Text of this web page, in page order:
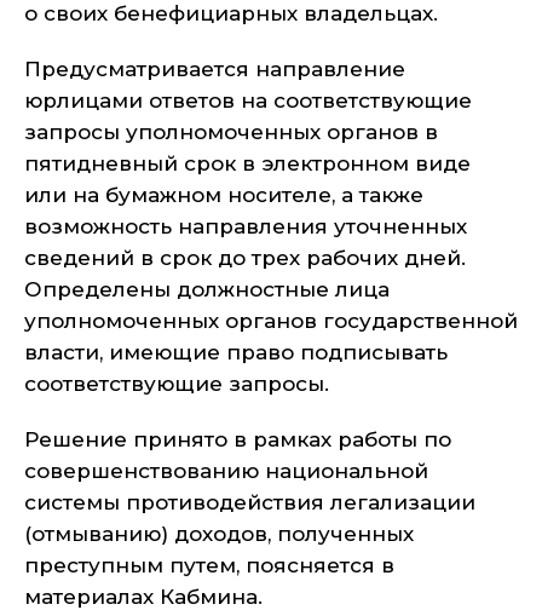
о своих бенефициарных владельцах.
Предусматривается направление
юрлицами ответов на соответствующие
запросы уполномоченных органов в
пятидневный срок в электронном виде
или на бумажном носителе, а также
возможность направления уточненных
сведений в срок до трех рабочих дней.
Определены должностные лица
уполномоченных органов государственной
власти, имеющие право подписывать
соответствующие запросы.
Решение принято в рамках работы по
совершенствованию национальной
системы противодействия легализации
(отмыванию) доходов, полученных
преступным путем, поясняется в
материалах Кабмина.